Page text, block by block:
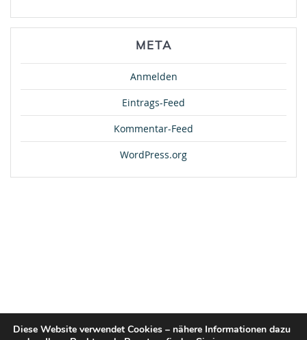
META
Anmelden
Eintrags-Feed
Kommentar-Feed
WordPress.org
Diese Website verwendet Cookies – nähere Informationen dazu